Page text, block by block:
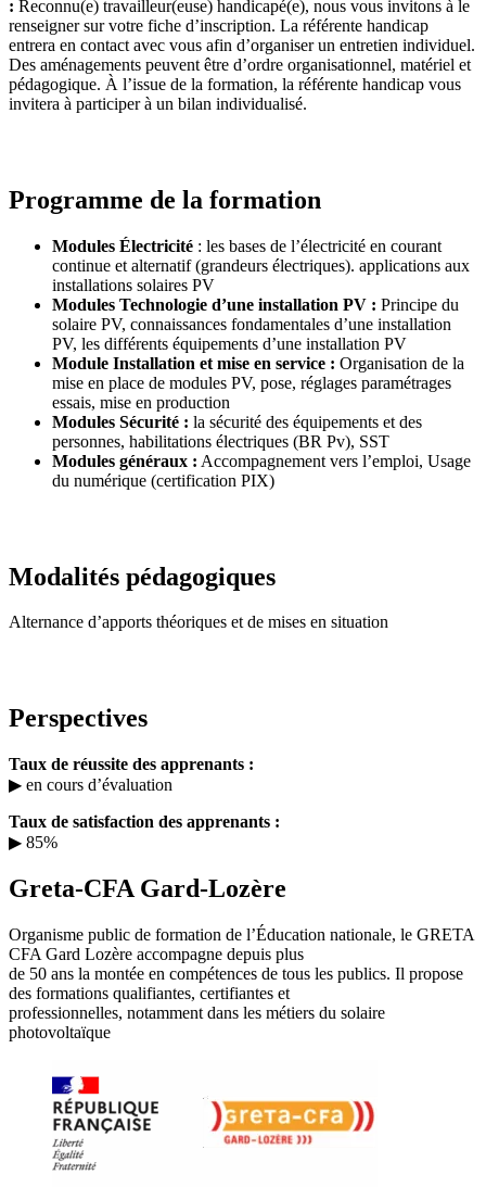
: Reconnu(e) travailleur(euse) handicapé(e), nous vous invitons à le
renseigner sur votre fiche d’inscription. La référente handicap
entrera en contact avec vous afin d’organiser un entretien individuel.
Des aménagements peuvent être d’ordre organisationnel, matériel et
pédagogique. À l’issue de la formation, la référente handicap vous
invitera à participer à un bilan individualisé.
Programme de la formation
Modules Électricité : les bases de l’électricité en courant
continue et alternatif (grandeurs électriques). applications aux
installations solaires PV
Modules Technologie d’une installation PV : Principe du
solaire PV, connaissances fondamentales d’une installation
PV, les différents équipements d’une installation PV
Module Installation et mise en service : Organisation de la
mise en place de modules PV, pose, réglages paramétrages
essais, mise en production
Modules Sécurité : la sécurité des équipements et des
personnes, habilitations électriques (BR Pv), SST
Modules généraux : Accompagnement vers l’emploi, Usage
du numérique (certification PIX)
Modalités pédagogiques
Alternance d’apports théoriques et de mises en situation
Perspectives
Taux de réussite des apprenants :
▶ en cours d’évaluation
Taux de satisfaction des apprenants :
▶ 85%
Greta-CFA Gard-Lozère
Organisme public de formation de l’Éducation nationale, le GRETA
CFA Gard Lozère accompagne depuis plus
de 50 ans la montée en compétences de tous les publics. Il propose
des formations qualifiantes, certifiantes et
professionnelles, notamment dans les métiers du solaire
photovoltaïque